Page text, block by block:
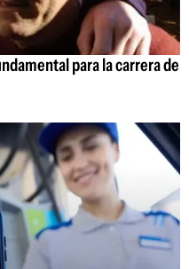
para la carrera de